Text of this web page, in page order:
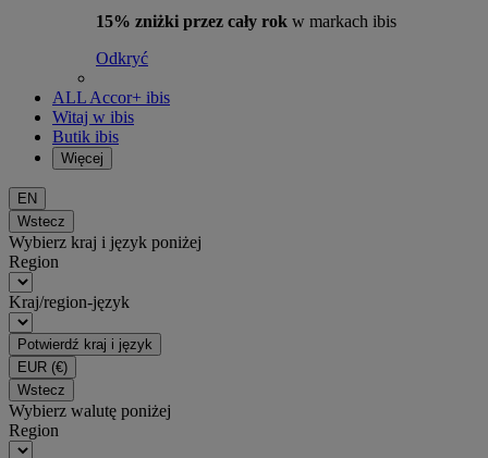
15% zniżki przez cały rok w markach ibis
Odkryć
ALL Accor+ ibis
Witaj w ibis
Butik ibis
Więcej
EN
Wstecz
Wybierz kraj i język poniżej
Region
Kraj/region-język
Potwierdź kraj i język
EUR (€)
Wstecz
Wybierz walutę poniżej
Region